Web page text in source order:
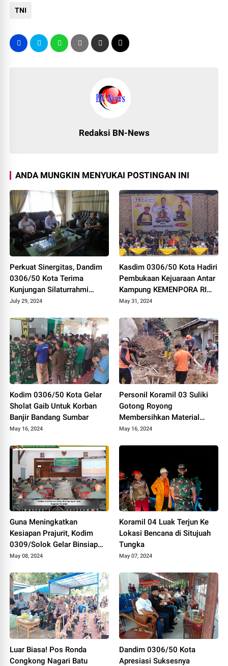
TNI
Redaksi BN-News
ANDA MUNGKIN MENYUKAI POSTINGAN INI
Perkuat Sinergitas, Dandim
0306/50 Kota Terima
Kunjungan Silaturrahmi
Ketua Pengadilan Negeri
July 29, 2024
Kasdim 0306/50 Kota Hadiri
Pembukaan Kejuaraan Antar
Kampung KEMENPORA RI
Tahun 2024
May 31, 2024
Kodim 0306/50 Kota Gelar
Sholat Gaib Untuk Korban
Banjir Bandang Sumbar
May 16, 2024
Personil Koramil 03 Suliki
Gotong Royong
Membersihkan Material
Longsor Yang Menimpa
May 16, 2024
Guna Meningkatkan
Kesiapan Prajurit, Kodim
0309/Solok Gelar Binsiap
Apwil dan Puanter TA 2024
May 08, 2024
Koramil 04 Luak Terjun Ke
Lokasi Bencana di Situjuah
Tungka
May 07, 2024
Luar Biasa! Pos Ronda
Congkong Nagari Batu
Dandim 0306/50 Kota
Apresiasi Suksesnya